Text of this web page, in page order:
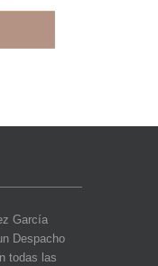
García
Despacho
todas las